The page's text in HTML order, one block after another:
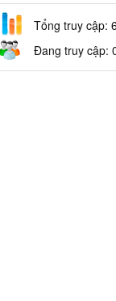
Tổng truy cập:
Đang truy cập: